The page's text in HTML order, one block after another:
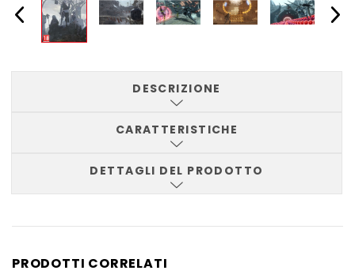
DESCRIZIONE
CARATTERISTICHE
DETTAGLI DEL PRODOTTO
PRODOTTI CORRELATI